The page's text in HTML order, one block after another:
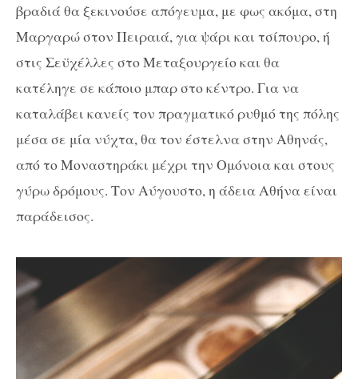
βραδιά θα ξεκινούσε απόγευμα, με φως ακόμα, στη
Μαργαρώ στον Πειραιά, για ψάρι και τσίπουρο, ή
στις Σεϋχέλλες στο Μεταξουργείο και θα
κατέληγε σε κάποιο μπαρ στο κέντρο. Για να
καταλάβει κανείς τον πραγματικό ρυθμό της πόλης
μέσα σε μία νύχτα, θα τον έστελνα στην Αθηνάς,
από το Μοναστηράκι μέχρι την Ομόνοια και στους
γύρω δρόμους. Τον Αύγουστο, η άδεια Αθήνα είναι
παράδεισος.